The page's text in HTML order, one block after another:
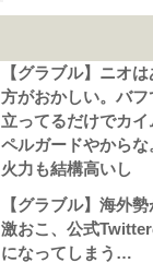
【グラブル】ニオ
方がおかしい。バ
立ってるだけでカ
ペルガードやから
火力も結構高いし
【グラブル】海外
激おこ、公式
になってしまう…